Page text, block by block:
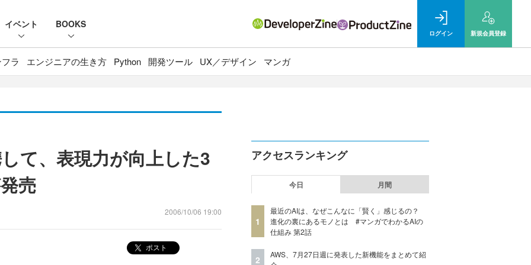
イベント BOOKS
ログイン 新規会員登録
ラ エンジニアの生き方 Python 開発ツール UX／デザイン マンガ
て、表現力が向上した3
売
2006/10/06 19:00
ポスト
アクセスランキング
今日 月間
1
最近のAIは、なぜこんなに「賢く」感じるの？
進化の裏にあるモノとは #マンガでわかるAIの
仕組み 第2話
2
AWS、7月27日週に発表した新機能をまとめて紹